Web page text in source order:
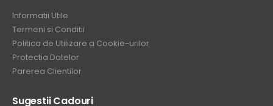
Informatii Utile
Termeni si Conditii
Politica de Utilizare a Cookie-urilor
Protectia Datelor
Parerea Clientilor
Sugestii Cadouri